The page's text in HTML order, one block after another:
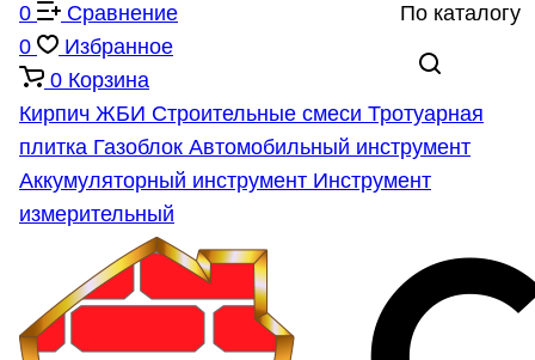
По каталогу
0
Сравнение
0
Избранное
0 Корзина
Кирпич ЖБИ Строительные смеси Тротуарная
плитка Газоблок Автомобильный инструмент
Аккумуляторный инструмент Инструмент
измерительный